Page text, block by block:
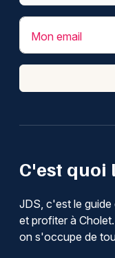
C'est quoi
JDS, c'est le
et profiter à
on s'occupe de
Mon email